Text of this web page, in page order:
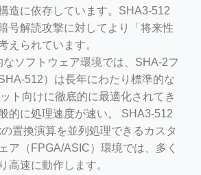
造に依存しています。SHA3-512
号解読攻撃に対してより「将来性
えられています。
なソフトウェア環境では、SHA-2フ
512）は長年にわたり標準的な
ト向けに徹底的に最適化されてき
的に処理速度が速い。 SHA3-512
置換演算を並列処理できるカスタ
ア（FPGA/ASIC）環境では、多く
高速に動作します。